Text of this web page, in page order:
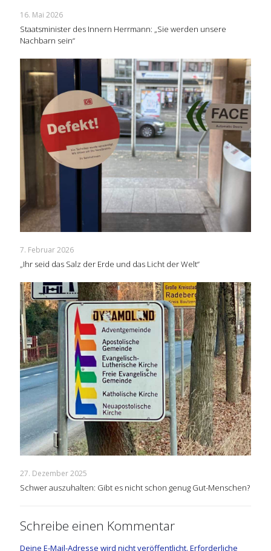
16. Mai 2026
Staatsminister des Innern Herrmann: „Sie werden unsere
Nachbarn sein“
7. Februar 2026
„Ihr seid das Salz der Erde und das Licht der Welt“
27. Dezember 2025
Schwer auszuhalten: Gibt es nicht schon genug Gut-Menschen?
Schreibe einen Kommentar
Deine E-Mail-Adresse wird nicht veröffentlicht. Erforderliche